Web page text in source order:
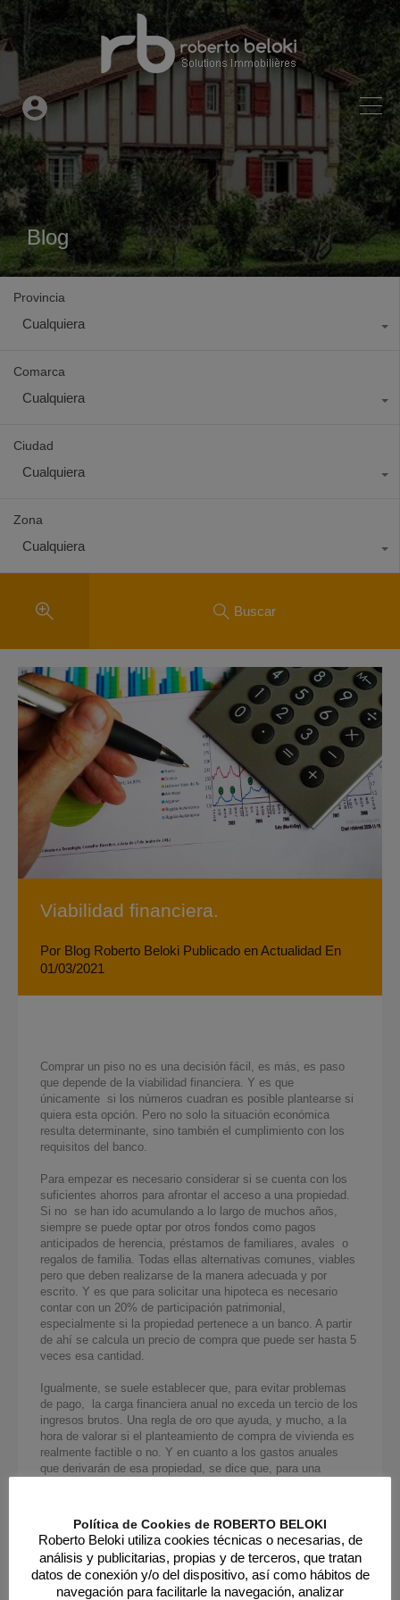
Blog
Provincia
Cualquiera
Comarca
Cualquiera
Ciudad
Cualquiera
Zona
Cualquiera
Buscar
Viabilidad financiera.
Por Blog Roberto Beloki Publicado enActualidad En
01/03/2021
Comprar un piso no es una decisión fácil, es más, es paso
que depende de la viabilidad financiera. Y es que
únicamente si los números cuadran es posible plantearse si
quiera esta opción. Pero no solo la situación económica
resulta determinante, sino también el cumplimiento con los
requisitos del banco.
Para empezar es necesario considerar si se cuenta con los
suficientes ahorros para afrontar el acceso a una propiedad
Si no se han ido acumulando a lo largo de muchos años,
siempre se puede optar por otros fondos como pagos
anticipados de herencia, préstamos de familiares, avales o
regalos de familia. Todas ellas alternativas comunes, viables
pero que deben realizarse de la manera adecuada y por
escrito. Y es que para solicitar una hipoteca es necesario
contar con un 20% de participación patrimonial,
especialmente si la propiedad pertenece a un banco. A partir
de ahí se calcula un precio de compra que puede ser hasta 5
veces esa cantidad.
Igualmente, se suele establecer que, para evitar problemas
de pago,
la carga financiera anual no exceda un tercio de los
ingresos brutos . Una regla de oro que ayuda, y mucho, a la
hora de valorar si el planteamiento de compra de vivienda es
realmente factible o no. Y en cuanto a los gastos anuales
que derivarán de esa propiedad, se dice que, para una
Finalmente, paradeterminar cuál es el precio máximo al que
se puede optar,se dividen los ingresos brutos entre tres, el
resultado entre 6 y el resultado se multiplica por 100. Por
ejemplo, para unos ingresos de 40.000€ anuales, el cálculo
sería el siguiente:
Política de Cookies de ROBERTO BELOKI
Roberto Beloki utiliza cookies técnicas o necesarias, de
análisis y publicitarias, propias y de terceros, que tratan
datos de conexión y/o del dispositivo, así como hábitos de
navegación para facilitarle la navegación, analizar